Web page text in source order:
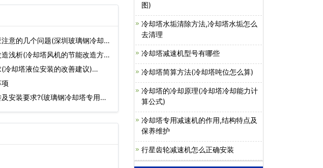
意的几个问题(深圳玻璃钢冷却塔
浅析(冷却塔风机的节能改造方
冷却塔液位安装的改善建议)…
安装要求?(玻璃钢冷却塔专用风
图)
冷却塔水垢清除方法,冷却塔水垢怎么
去清理
冷却塔减速机型号有哪些
冷却塔简算方法(冷却塔吨位怎么算)
冷却塔的冷却原理(冷却塔冷却能力计
算公式)
冷却塔专用减速机的作用,结构特点及
保养维护
行星齿轮减速机怎么正确安装